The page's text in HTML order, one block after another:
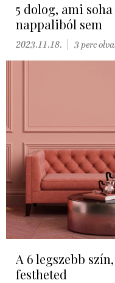
5 dolog, ami
nappaliból sem
2023.11.18. 3 perc
A 6 legszebb
festheted